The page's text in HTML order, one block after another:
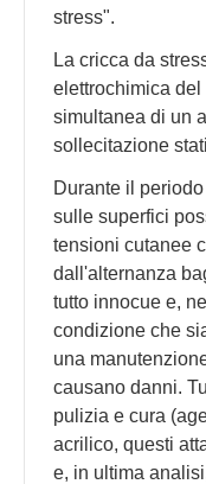
stress".
La cricca da
elettrochimica
simultanea di un
sollecitazione
Durante il
sulle superfici
tensioni cutanee
dall'alternanza
tutto innocue e,
condizione che
una
causano danni.
pulizia e cura
acrilico, questi
e, in ultima